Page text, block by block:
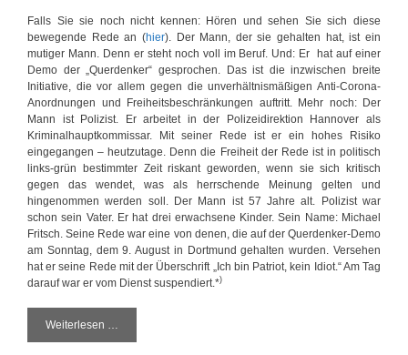
e
Falls Sie sie noch nicht kennen: Hören und sehen Sie sich diese
bewegende Rede an (hier). Der Mann, der sie gehalten hat, ist ein
mutiger Mann. Denn er steht noch voll im Beruf. Und: Er hat auf einer
Demo der „Querdenker“ gesprochen. Das ist die inzwischen breite
Initiative, die vor allem gegen die unverhältnismäßigen Anti-Corona-
Anordnungen und Freiheitsbeschränkungen auftritt. Mehr noch: Der
Mann ist Polizist. Er arbeitet in der Polizeidirektion Hannover als
Kriminalhauptkommissar. Mit seiner Rede ist er ein hohes Risiko
eingegangen – heutzutage. Denn die Freiheit der Rede ist in politisch
links-grün bestimmter Zeit riskant geworden, wenn sie sich kritisch
gegen das wendet, was als herrschende Meinung gelten und
hingenommen werden soll. Der Mann ist 57 Jahre alt. Polizist war
schon sein Vater. Er hat drei erwachsene Kinder. Sein Name: Michael
Fritsch. Seine Rede war eine von denen, die auf der Querdenker-Demo
am Sonntag, dem 9. August in Dortmund gehalten wurden. Versehen
hat er seine Rede mit der Überschrift „Ich bin Patriot, kein Idiot.“ Am Tag
darauf war er vom Dienst suspendiert.*)
Weiterlesen …
i